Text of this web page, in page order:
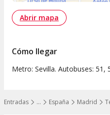
…
Mostrar todos los niveles
Entradas España Madrid
Abrir mapa
Cómo llegar
Metro: Sevilla. Autobuses: 51,